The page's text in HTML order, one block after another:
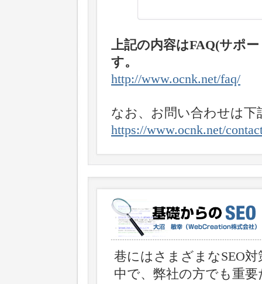
上記の内容はFAQ(サポ
す。
http://www.ocnk.net/faq/
なお、お問い合わせは
https://www.ocnk.net/
巷にはさまざまなSEO
中で、弊社の方でも重